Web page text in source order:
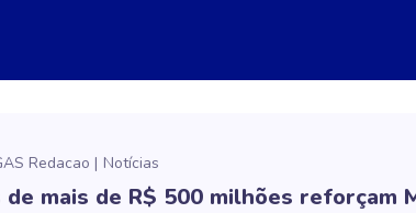
Redacao Notícias
mais de R$ 500 milhões reforçam